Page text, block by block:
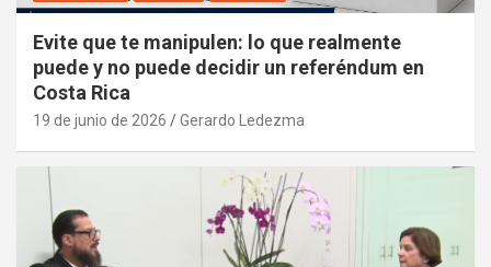
Evite que te manipulen: lo que realmente
puede y no puede decidir un referéndum en
Costa Rica
19 de junio de 2026 Gerardo Ledezma